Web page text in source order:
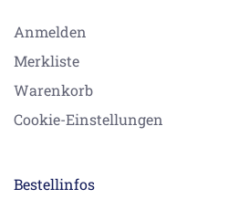
Anmelden
Merkliste
Warenkorb
Cookie-Einstellungen
Bestellinfos